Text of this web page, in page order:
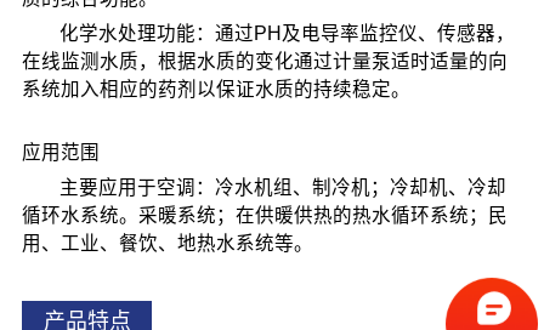
化学水处理功能：通过PH及电导率监控仪、传感器，
在线监测水质，根据水质的变化通过计量泵适时适量的向
系统加入相应的药剂以保证水质的持续稳定。
应用范围
主要应用于空调：冷水机组、制冷机；冷却机、冷却
循环水系统。采暖系统；在供暖供热的热水循环系统；民
用、工业、餐饮、地热水系统等。
产品特点